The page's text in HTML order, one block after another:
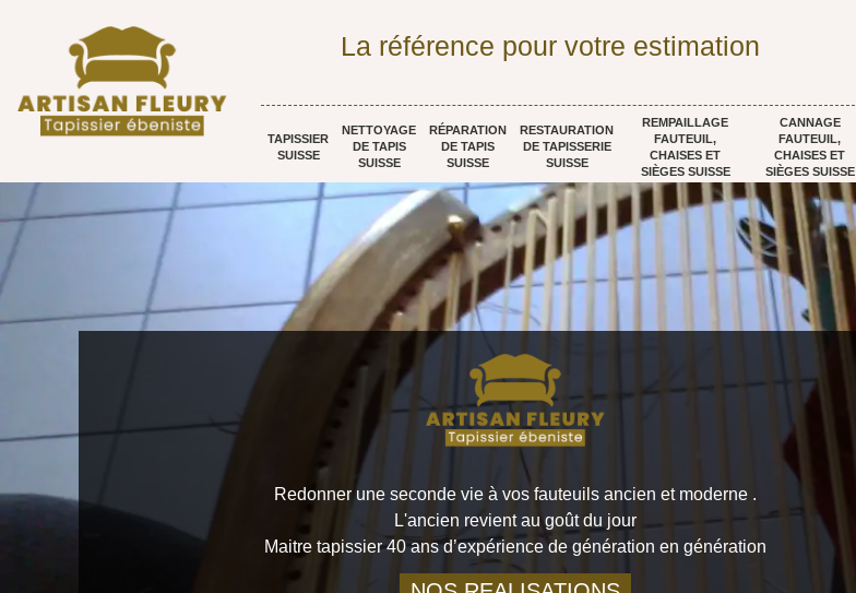
La référence pour votre estimation
TAPISSIER
SUISSE
NETTOYAGE
DE TAPIS
SUISSE
RÉPARATION
DE TAPIS
SUISSE
RESTAURATION
DE TAPISSERIE
SUISSE
REMPAILLAGE
FAUTEUIL,
CHAISES ET
SIÈGES SUISSE
CANNAGE
FAUTEUIL,
CHAISES ET
SIÈGES SUISSE
Redonner une seconde vie à vos fauteuils ancien et moderne .
L'ancien revient au goût du jour
Maitre tapissier 40 ans d’expérience de génération en génération